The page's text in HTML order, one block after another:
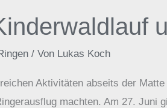
/ Von Lukas Koch
Aktivitäten abseits der
machten. Am 27. Juni